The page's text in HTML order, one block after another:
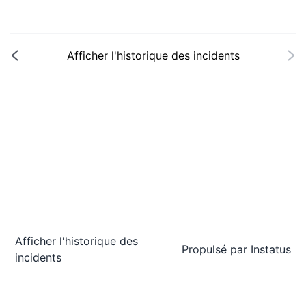
Afficher l'historique des incidents
Afficher l'historique des
incidents
Propulsé par Instatus